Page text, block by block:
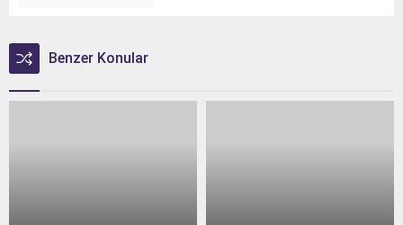
Benzer Konular